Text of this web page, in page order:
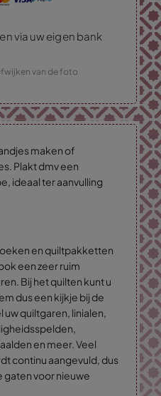
via uw eigen bank
van de foto
maken of
Plakt dmv een
ideaal ter aanvulling
en quiltpakketten
een zeer ruim
Bij het quilten kunt u
dus een kijkje bij de
quiltgaren, linialen,
en meer. Veel
continu aangevuld, dus
gaten voor nieuwe